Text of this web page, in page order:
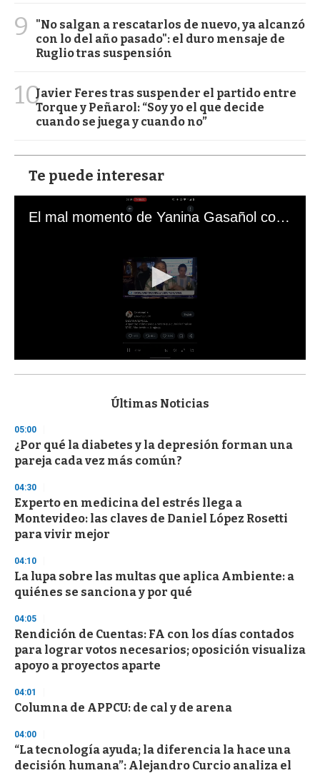
9
"No salgan a rescatarlos de nuevo, ya alcanzó
con lo del año pasado": el duro mensaje de
Ruglio tras suspensión
10Javier Feres tras suspender el partido entre
Torque y Peñarol: “Soy yo el que decide
cuando se juega y cuando no”
Te puede interesar
El mal momento de Yanina Gasañol con un hincha argentino en "Subrayado"
s
d
s
o
f
3
s
e
c
o
d
s
Últimas Noticias
05:00
¿Por qué la diabetes y la depresión forman una
pareja cada vez más común?
04:30
Experto en medicina del estrés llega a
Montevideo: las claves de Daniel López Rosetti
para vivir mejor
04:10
La lupa sobre las multas que aplica Ambiente: a
quiénes se sanciona y por qué
04:05
Rendición de Cuentas: FA con los días contados
para lograr votos necesarios; oposición visualiza
apoyo a proyectos aparte
04:01
Columna de APPCU: de cal y de arena
04:00
“La tecnología ayuda; la diferencia la hace una
decisión humana”: Alejandro Curcio analiza el